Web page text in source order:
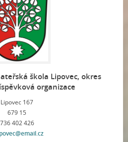
škola Lipovec, okres
organizace
Lipovec 167
679 15
736 402 426